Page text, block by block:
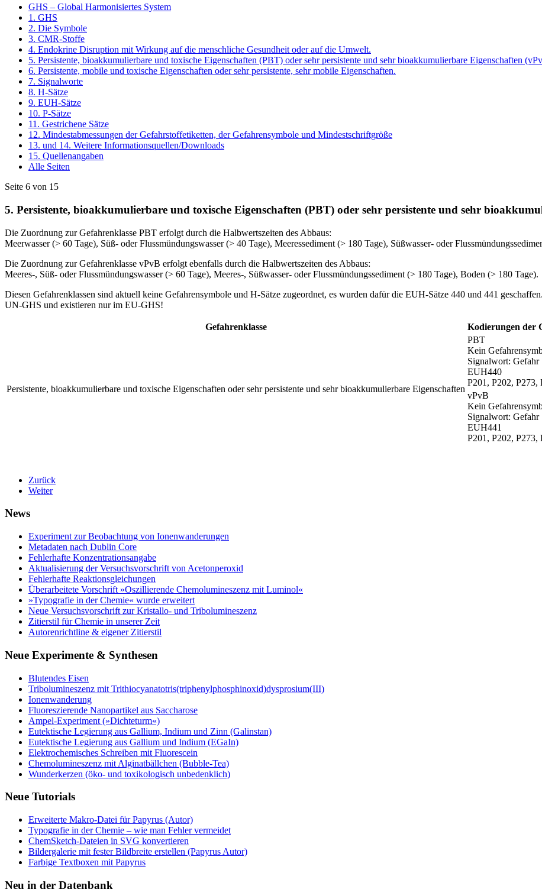
GHS – Global Harmonisiertes System
1. GHS
2. Die Symbole
3. CMR-Stoffe
4. Endokrine Disruption mit Wirkung auf die menschliche Gesundheit oder auf die Umwelt.
5. Persistente, bioakkumulierbare und toxische Eigenschaften (PBT) oder sehr persistente und sehr bioakkumulierbare Eigenschaften
6. Persistente, mobile und toxische Eigenschaften oder sehr persistente, sehr mobile Eigenschaften.
7. Signalworte
8. H‑Sätze
9. EUH‑Sätze
10. P‑Sätze
11. Gestrichene Sätze
12. Mindestabmessungen der Gefahrstoffetiketten, der Gefahrensymbole und Mindestschriftgröße
13. und 14. Weitere Informationsquellen/Downloads
15. Quellenangaben
Alle Seiten
Seite 6 von 15
5. Persistente, bioakkumulierbare und toxische Eigenschaften (PBT) oder sehr persistente und sehr
Die Zuordnung zur Gefahrenklasse PBT erfolgt durch die Halbwertszeiten des Abbaus:
Meerwasser (> 60 Tage), Süß- oder Flussmündungswasser (> 40 Tage), Meeressediment (> 180 Tage), Süßwasser- oder
Die Zuordnung zur Gefahrenklasse vPvB erfolgt ebenfalls durch die Halbwertszeiten des Abbaus:
Meeres-, Süß- oder Flussmündungswasser (> 60 Tage), Meeres-, Süßwasser- oder Flussmündungssediment (> 180 Tage), Boden (> 180 Tage).
Diesen Gefahrenklassen sind aktuell keine Gefahrensymbole und H‑Sätze zugeordnet, es wurden dafür die EUH‑Sätze 440 und 441
UN‑GHS und existieren nur im EU‑GHS!
Gefahrenklasse Kodierungen der
Persistente, bioakkumulierbare und toxische Eigenschaften oder sehr persistente und sehr bioakkumulierbare Eigenschaften
PBT
Kein
Signalwort: Gefahr
EUH440
P201, P202, P273,
vPvB
Kein
Signalwort: Gefahr
EUH441
P201, P202, P273,
Zurück
Weiter
News
Experiment zur Beobachtung von Ionenwanderungen
Metadaten nach Dublin Core
Fehlerhafte Konzentrationsangabe
Aktualisierung der Versuchsvorschrift von Acetonperoxid
Fehlerhafte Reaktionsgleichungen
Überarbeitete Vorschrift »Oszillierende Chemolumineszenz mit Luminol«
»Typografie in der Chemie« wurde erweitert
Neue Versuchsvorschrift zur Kristallo- und Tribolumineszenz
Zitierstil für Chemie in unserer Zeit
Autorenrichtline & eigener Zitierstil
Neue Experimente & Synthesen
Blutendes Eisen
Tribolumineszenz mit Trithiocyanatotris(triphenylphosphinoxid)dysprosium(III)
Ionenwanderung
Fluoreszierende Nanopartikel aus Saccharose
Ampel-Experiment (»Dichteturm«)
Eutektische Legierung aus Gallium, Indium und Zinn (Galinstan)
Eutektische Legierung aus Gallium und Indium (EGaIn)
Elektrochemisches Schreiben mit Fluorescein
Chemolumineszenz mit Alginatbällchen (Bubble-Tea)
Wunderkerzen (öko- und toxikologisch unbedenklich)
Neue Tutorials
Erweiterte Makro-Datei für Papyrus (Autor)
Typografie in der Chemie – wie man Fehler vermeidet
ChemSketch-Dateien in SVG konvertieren
Bildergalerie mit fester Bildbreite erstellen (Papyrus Autor)
Farbige Textboxen mit Papyrus
Neu in der Datenbank